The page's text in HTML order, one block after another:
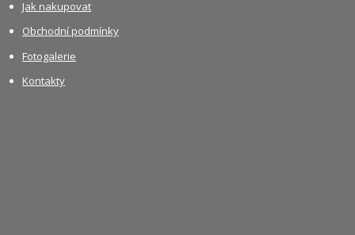
Jak nakupovat
Obchodní podmínky
Fotogalerie
Kontakty